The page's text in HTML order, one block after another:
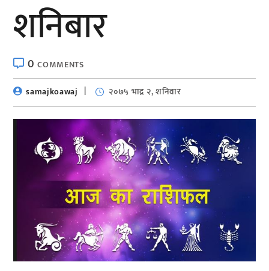
शनिबार
0COMMENTS
samajkoawaj
२०७५ भाद्र २, शनिवार